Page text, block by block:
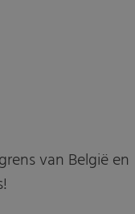
van België en